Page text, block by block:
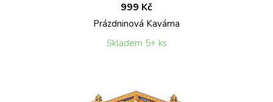
999 Kč
Prázdninová Kavárna
Skladem 5+ ks